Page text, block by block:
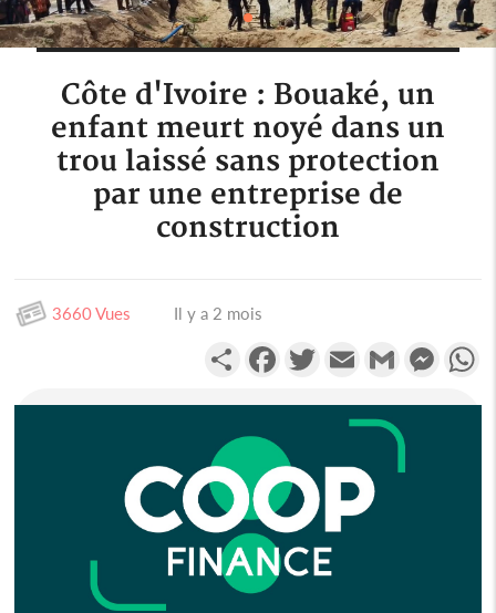
Côte d'Ivoire : Bouaké, un
enfant meurt noyé dans un
trou laissé sans protection
par une entreprise de
construction
3660 Vues Il y a 2 mois
PartagerFacebookTwitterEmail Gmail